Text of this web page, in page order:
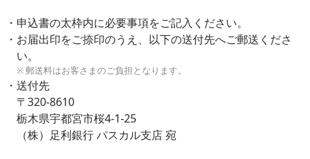
申込書の太枠内に必要事項をご記入ください。
お届出印をご捺印のうえ、以下の送付先へご郵送くださ
い。
郵送料はお客さまのご負担となります。
送付先
〒320-8610
栃木県宇都宮市桜4-1-25
（株）足利銀行 パスカル支店 宛